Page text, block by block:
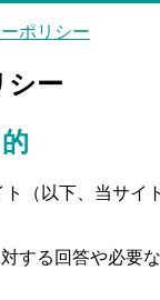
ポリシー
シー
（以下、当サイ
する回答や必要